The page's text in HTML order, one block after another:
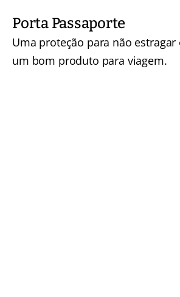
Porta Passaporte
Uma proteção para não estragar
um bom produto para viagem.